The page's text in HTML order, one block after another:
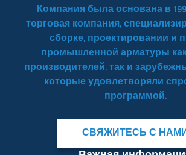
Компания была основана в
торговая компания,
сборке, проектировании и
промышленной арматуры
производителей, так и
которые удовлетворяли
программой.
СВЯЖИТЕСЬ С